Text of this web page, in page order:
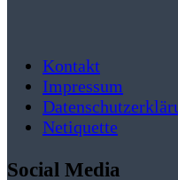
Kontakt
Impressum
Netiquette
Social Media